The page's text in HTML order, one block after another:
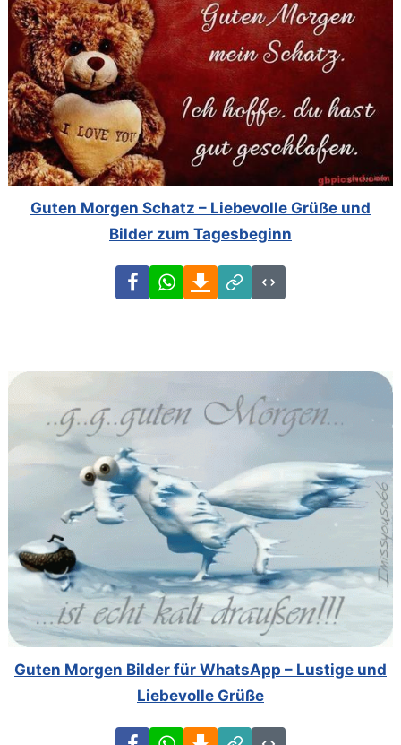
Guten Morgen Schatz – Liebevolle Grüße und
Bilder zum Tagesbeginn
FacebookWhatsAppDownload
Link
Code
Guten Morgen Bilder für WhatsApp – Lustige und
Liebevolle Grüße
FacebookWhatsAppDownload